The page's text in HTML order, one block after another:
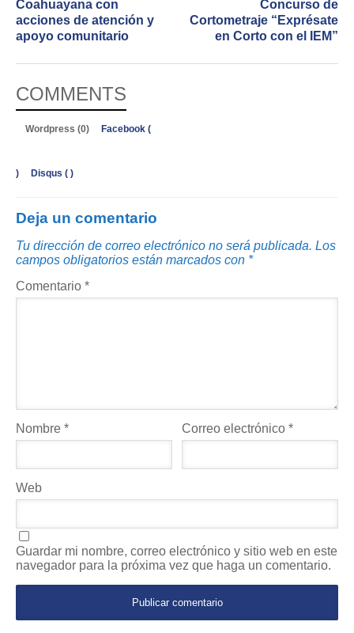
Coahuayana con
acciones de atención y
apoyo comunitario
Concurso de
Cortometraje “Exprésate
en Corto con el IEM”
COMMENTS
Wordpress (0) Facebook (
) Disqus ( )
Deja un comentario
Tu dirección de correo electrónico no será publicada. Los
campos obligatorios están marcados con *
Comentario *
Nombre * Correo electrónico*
Web
Guardar mi nombre, correo electrónico y sitio web en este
navegador para la próxima vez que haga un comentario.